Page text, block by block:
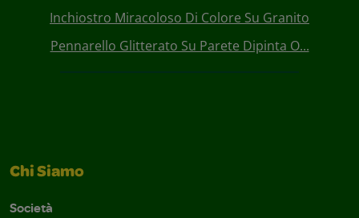
Inchiostro Miracoloso Di Colore Su Granito
Pennarello Glitterato Su Parete Dipinta O...
Chi Siamo
Società